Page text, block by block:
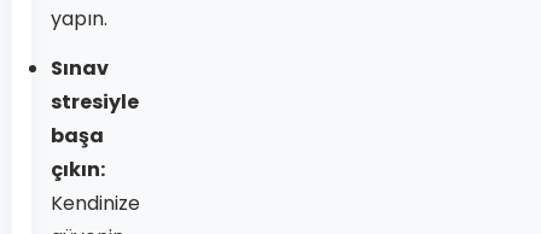
yapın.
Sınav
stresiyle
başa
çıkın:
Kendinize